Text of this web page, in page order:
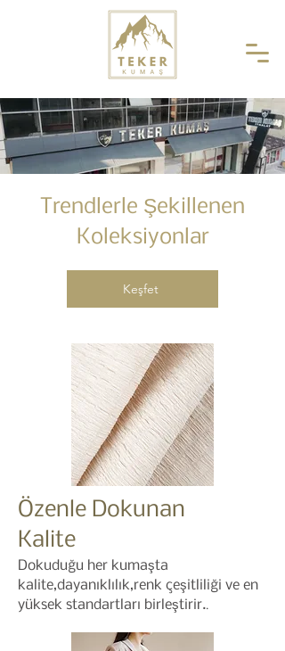
Trendlerle Şekillenen
Koleksiyonlar
Keşfet
Özenle Dokunan
Kalite
Dokuduğu her kumaşta
kalite,dayanıklılık,renk çeşitliliği ve en
yüksek standartları birleştirir..